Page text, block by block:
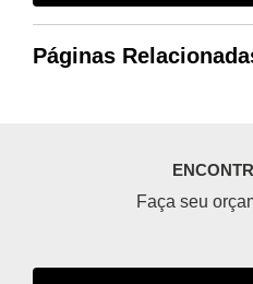
Páginas
Faça seu